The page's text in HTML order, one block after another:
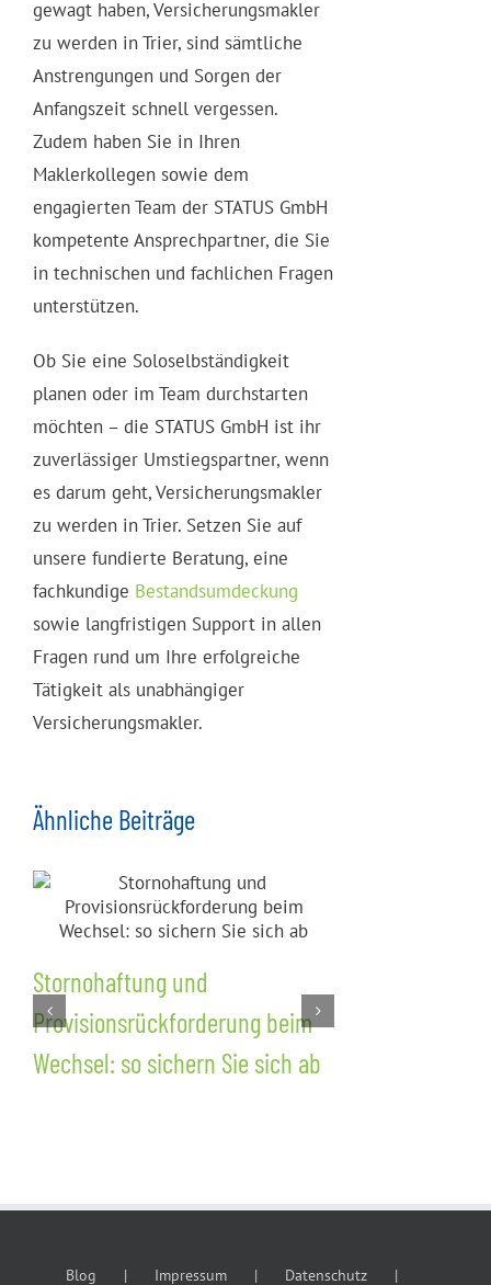
gewagt haben, Versicherungsmakler
zu werden in Trier, sind sämtliche
Anstrengungen und Sorgen der
Anfangszeit schnell vergessen.
Zudem haben Sie in Ihren
Maklerkollegen sowie dem
engagierten Team der STATUS GmbH
kompetente Ansprechpartner, die Sie
in technischen und fachlichen Fragen
unterstützen.
Ob Sie eine Soloselbständigkeit
planen oder im Team durchstarten
möchten – die STATUS GmbH ist ihr
zuverlässiger Umstiegspartner, wenn
es darum geht, Versicherungsmakler
zu werden in Trier. Setzen Sie auf
unsere fundierte Beratung, eine
fachkundige Bestandsumdeckung
sowie langfristigen Support in allen
Fragen rund um Ihre erfolgreiche
Tätigkeit als unabhängiger
Versicherungsmakler.
Ähnliche Beiträge
Stornohaftung und
Provisionsrückforderung beim
Wechsel: so sichern Sie sich ab
Blog Impressum Datenschutz